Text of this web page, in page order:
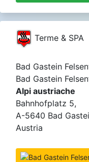
Terme & SPA
Bad Gastein
Bad Gastein
Alpi austriache
Bahnhofplatz 5,
A-5640 Bad
Austria